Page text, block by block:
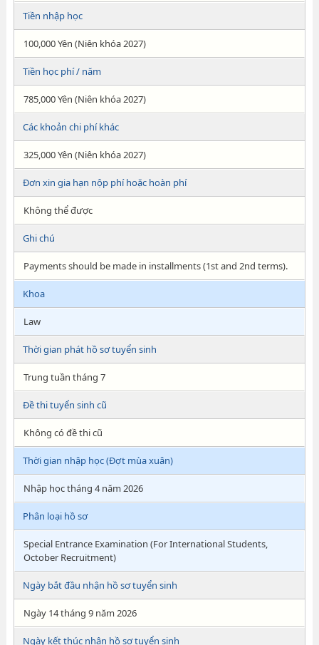
Tiền nhập học
100,000 Yên (Niên khóa 2027)
Tiền học phí / năm
785,000 Yên (Niên khóa 2027)
Các khoản chi phí khác
325,000 Yên (Niên khóa 2027)
Đơn xin gia hạn nộp phí hoặc hoàn phí
Không thể được
Ghi chú
Payments should be made in installments (1st and 2nd terms).
Khoa
Law
Thời gian phát hồ sơ tuyển sinh
Trung tuần tháng 7
Đề thi tuyển sinh cũ
Không có đề thi cũ
Thời gian nhập học (Đợt mùa xuân)
Nhập học tháng 4 năm 2026
Phân loại hồ sơ
Special Entrance Examination (For International Students,
October Recruitment)
Ngày bắt đầu nhận hồ sơ tuyển sinh
Ngày 14 tháng 9 năm 2026
Ngày kết thúc nhận hồ sơ tuyển sinh